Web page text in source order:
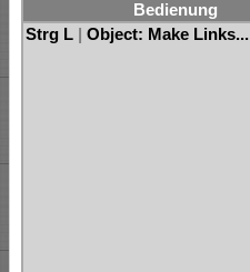
Bedienung
Strg L
Object: Make Links...